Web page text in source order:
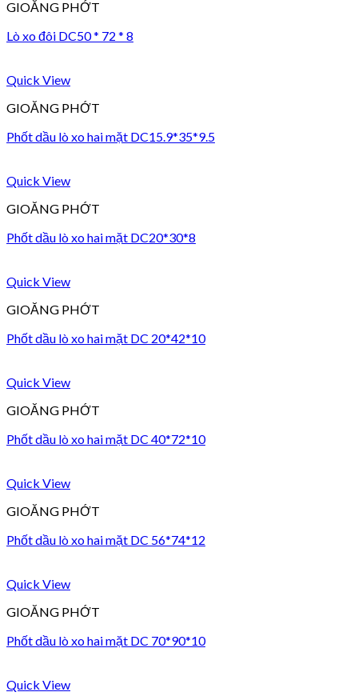
GIOĂNG PHỚT
Lò xo đôi DC50 * 72 * 8
Quick View
GIOĂNG PHỚT
Phốt dầu lò xo hai mặt DC15.9*35*9.5
Quick View
GIOĂNG PHỚT
Phốt dầu lò xo hai mặt DC20*30*8
Quick View
GIOĂNG PHỚT
Phốt dầu lò xo hai mặt DC 20*42*10
Quick View
GIOĂNG PHỚT
Phốt dầu lò xo hai mặt DC 40*72*10
Quick View
GIOĂNG PHỚT
Phốt dầu lò xo hai mặt DC 56*74*12
Quick View
GIOĂNG PHỚT
Phốt dầu lò xo hai mặt DC 70*90*10
Quick View